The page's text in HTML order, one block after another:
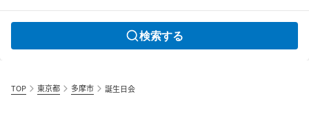
検索する
TOP 東京都 多摩市 誕生日会